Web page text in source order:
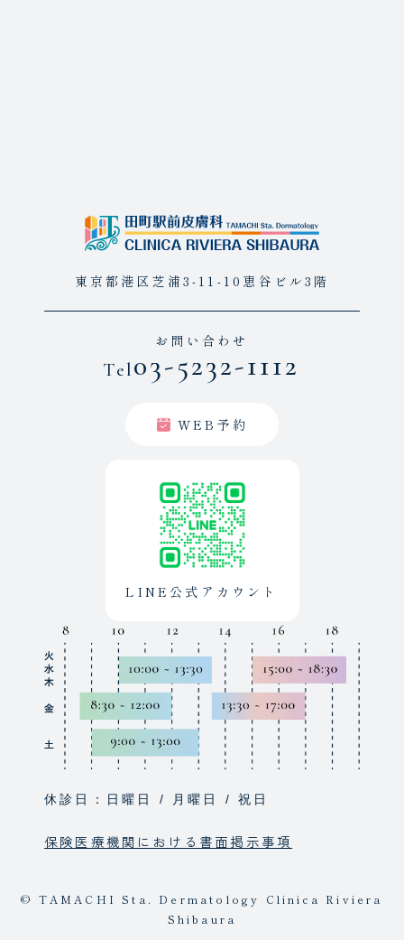
お問い合わせ
Tel03-5232-1112
WEB予約
LINE公式アカウント
東京都港区芝浦3-11-10恵谷ビル3階
休診日：日曜日 / 月曜日 / 祝日
保険医療機関における書面掲示事項
© TAMACHI Sta. Dermatology Clinica Riviera
Shibaura